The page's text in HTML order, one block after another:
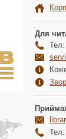
Для
Тел:
Тел: